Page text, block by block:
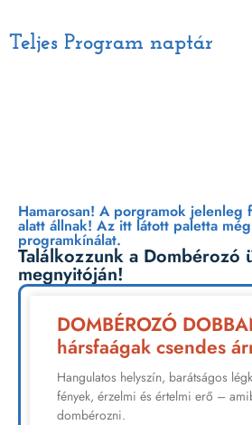
Teljes Program naptár
Hamarosan! A porgramok jelenleg
alatt állnak! Az itt látott paletta
programkínálat.
Találkozzunk a Dombérozó
megnyitóján!
DOMBÉROZÓ
hársfaágak csendes
Hangulatos helyszín, barátságos
fények, érzelmi és értelmi erő –
dombérozni.